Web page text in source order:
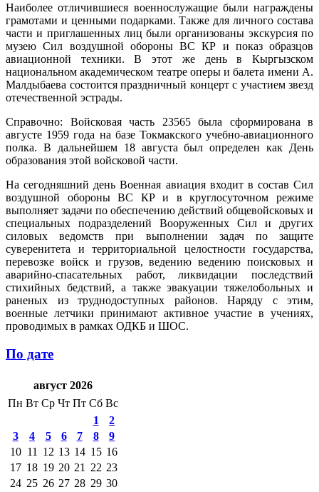
Наиболее отличившиеся военнослужащие были награждены
грамотами и ценными подарками. Также для личного состава
части и приглашенных лиц были организованы экскурсия по
музею Сил воздушной обороны ВС КР и показ образцов
авиационной техники. В этот же день в Кыргызском
национальном академическом театре оперы и балета имени А.
Малдыбаева состоится праздничный концерт с участием звезд
отечественной эстрады.
Справочно: Войсковая часть 23565 была сформирована в
августе 1959 года на базе Токмакского учебно-авиационного
полка. В дальнейшем 18 августа был определен как День
образования этой войсковой части.
На сегодняшний день Военная авиация входит в состав Сил
воздушной обороны ВС КР и в круглосуточном режиме
выполняет задачи по обеспечению действий общевойсковых и
специальных подразделений Вооруженных Сил и других
силовых ведомств при выполнении задач по защите
суверенитета и территориальной целостности государства,
перевозке войск и грузов, ведению ведению поисковых и
аварийно-спасательных работ, ликвидации последствий
стихийных бедствий, а также эвакуации тяжелобольных и
раненых из труднодоступных районов. Наряду с этим,
военные летчики принимают активное участие в учениях,
проводимых в рамках ОДКБ и ШОС.
По дате
август 2026
Пн Вт Ср Чт Пт Сб Вс
1
2
3
4 5 6 7 8
9
10 11 12 13 14 15 16
17 18 19 20 21 22 23
24 25 26 27 28 29 30